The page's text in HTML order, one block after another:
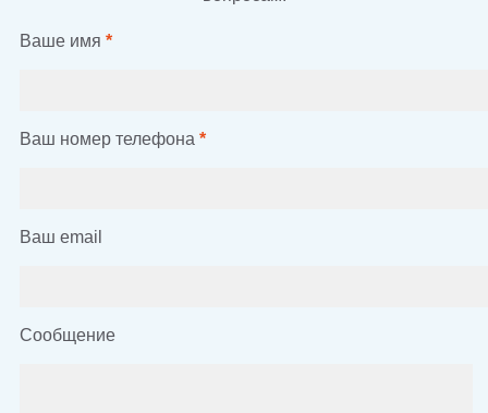
Ваше имя *
Ваш номер телефона *
Ваш email
Сообщение